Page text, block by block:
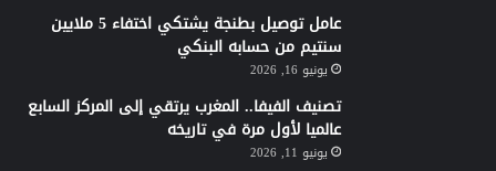
عامل توصيل بطنجة يشتكي اختفاء 5 ملايين
سنتيم من حسابه البنكي
يونيو 16, 2026
تصنيف الفيفا.. المغرب يرتقي إلى المركز السابع
عالميا لأول مرة في تاريخه
يونيو 11, 2026